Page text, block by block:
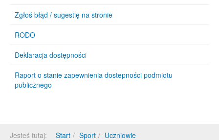
Zgłoś błąd / sugestię na stronie
RODO
Deklaracja dostępności
Raport o stanie zapewnienia dostepności podmiotu
publicznego
Jesteś tutaj: Start Sport
Uczniowie